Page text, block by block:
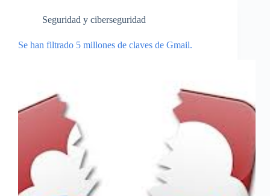
Seguridad y ciberseguridad
Se han filtrado 5 millones de claves de Gmail.